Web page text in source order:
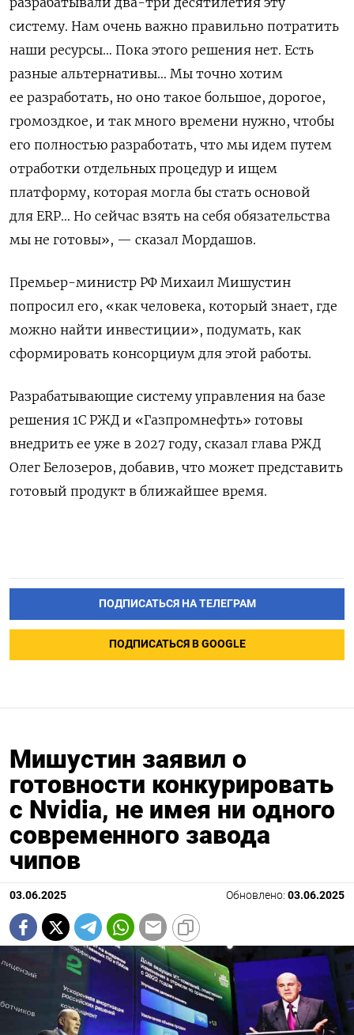
систему. Нам очень важно правильно потратить
наши ресурсы… Пока этого решения нет. Есть
разные альтернативы… Мы точно хотим
ее разработать, но оно такое большое, дорогое,
громоздкое, и так много времени нужно, чтобы
его полностью разработать, что мы идем путем
отработки отдельных процедур и ищем
платформу, которая могла бы стать основой
для ERP… Но сейчас взять на себя обязательства
мы не готовы», — сказал Мордашов.
Премьер-министр РФ Михаил Мишустин
попросил его, «как человека, который знает, где
можно найти инвестиции», подумать, как
сформировать консорциум для этой работы.
Разрабатывающие систему управления на базе
решения 1С РЖД и «Газпромнефть» готовы
внедрить ее уже в 2027 году, сказал глава РЖД
Олег Белозеров, добавив, что может представить
готовый продукт в ближайшее время.
ПОДПИСАТЬСЯ НА ТЕЛЕГРАМ
ПОДПИСАТЬСЯ В GOOGLE
Мишустин заявил о
готовности конкурировать
с Nvidia, не имея ни одного
современного завода
чипов
03.06.2025 Обновлено: 03.06.2025